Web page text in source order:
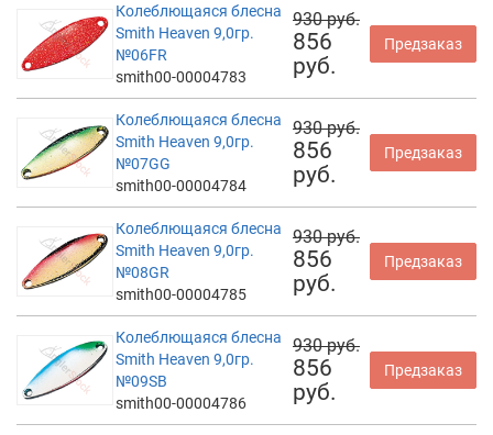
Колеблющаяся блесна
Smith Heaven 9,0гр.
№06FR
smith00-00004783
930 руб.
856
руб.
Предзаказ
Колеблющаяся блесна
Smith Heaven 9,0гр.
№07GG
smith00-00004784
930 руб.
856
руб.
Предзаказ
Колеблющаяся блесна
Smith Heaven 9,0гр.
№08GR
smith00-00004785
930 руб.
856
руб.
Предзаказ
Колеблющаяся блесна
Smith Heaven 9,0гр.
№09SB
smith00-00004786
930 руб.
856
руб.
Предзаказ